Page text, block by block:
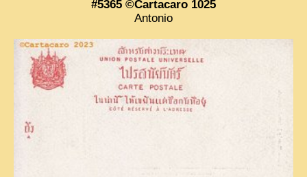
#5365 ©Cartacaro 1025
Antonio